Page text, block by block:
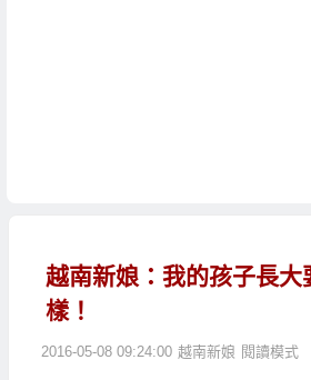
越南新娘：我的孩子長大
樣！
2016-05-08 09:24:00 越南新娘 閱讀模式